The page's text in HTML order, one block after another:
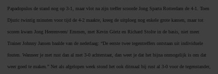
Papadopulos de stand nog op 3-1, maar vlot na zijn treffer scoorde Jong Sparta Rotterdam de 4-1. Toen
Djuric twintig minuten voor tijd de 4-2 maakte, kreeg de uitploeg nog enkele grote kansen, maar tot
scoren kwam Jong Heerenveen/ Emmen, met Kevin Görtz en Richard Stolte in de basis, niet meer.
Trainer Johnny Jansen baalde van de nederlaag: “De eerste twee tegentreffers ontstaan uit individuele
fouten. Wanneer je met rust dan al met 3-0 achterstaat, dan weet je dat het bijna onmogelijk is om dat
weer goed te maken.” Net als afgelopen week stond het ook ditmaal bij rust al 3-0 voor de tegenstander,